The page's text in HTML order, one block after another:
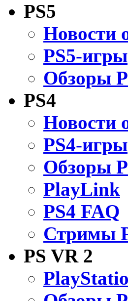
PS5
Новости
PS5-игры
Обзоры
PS4
Новости
PS4-игры
Обзоры
PlayLink
PS4 FAQ
Стримы
PS VR 2